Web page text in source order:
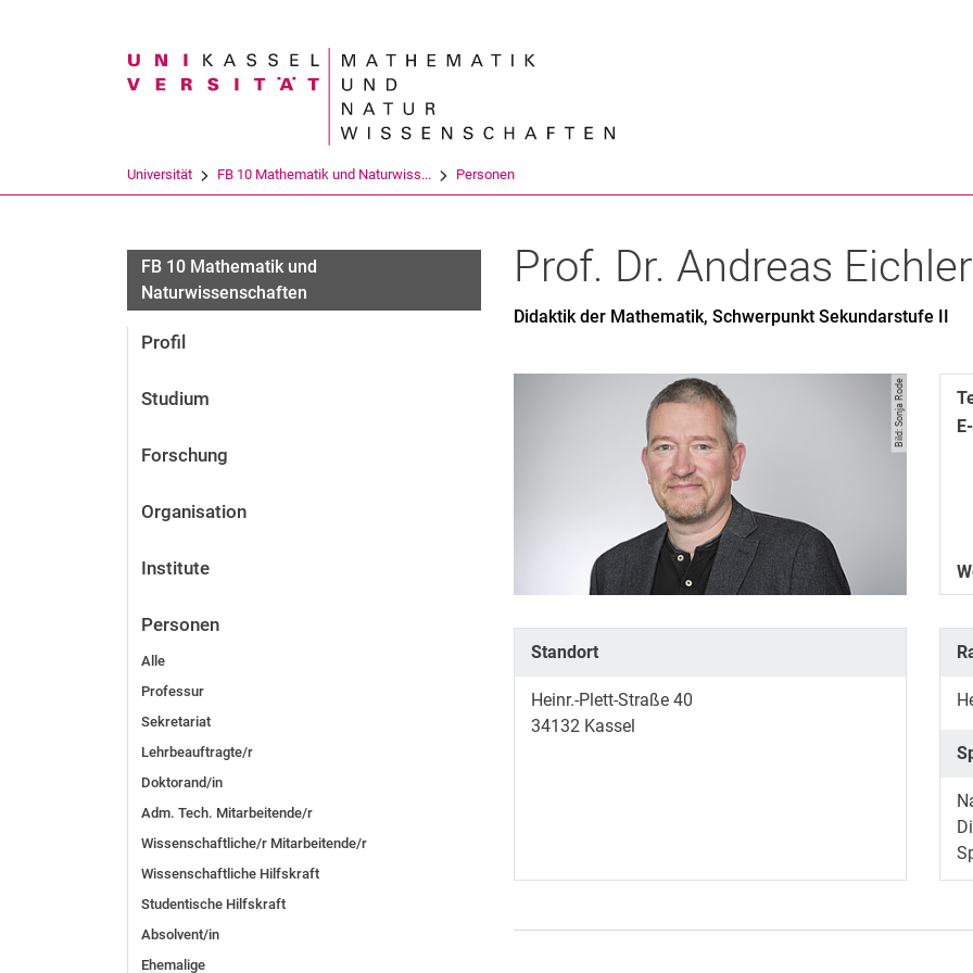
Suchbegriff
Universität FB 10 Mathematik und Naturwiss... Personen
FB 10 Mathematik und
Naturwissenschaften
Profil
Studium
Forschung
Organisation
Institute
Personen
Alle
Professur
Sekretariat
Lehrbeauftragte/r
Doktorand/in
Adm. Tech. Mitarbeitende/r
Wissenschaftliche/r Mitarbeitende/r
Wissenschaftliche Hilfskraft
Studentische Hilfskraft
Absolvent/in
Ehemalige
Prof. Dr.Andreas Eichler
Didaktik der Mathematik, Schwerpunkt Sekundarstufe II
Bild: Sonja Rode
Standort
Heinr.-Plett-Straße 40
34132 Kassel